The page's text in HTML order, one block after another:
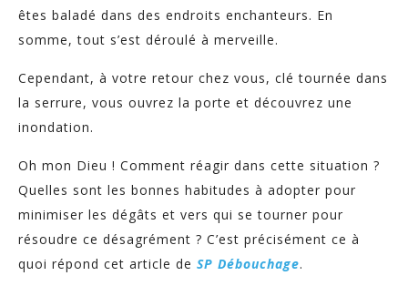
êtes baladé dans des endroits enchanteurs. En
somme, tout s’est déroulé à merveille.
Cependant, à votre retour chez vous, clé tournée dans
la serrure, vous ouvrez la porte et découvrez une
inondation.
Oh mon Dieu ! Comment réagir dans cette situation ?
Quelles sont les bonnes habitudes à adopter pour
minimiser les dégâts et vers qui se tourner pour
résoudre ce désagrément ? C’est précisément ce à
quoi répond cet article de SP Débouchage.